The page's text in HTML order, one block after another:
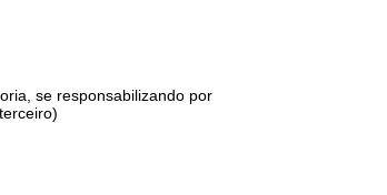
se responsabilizando por